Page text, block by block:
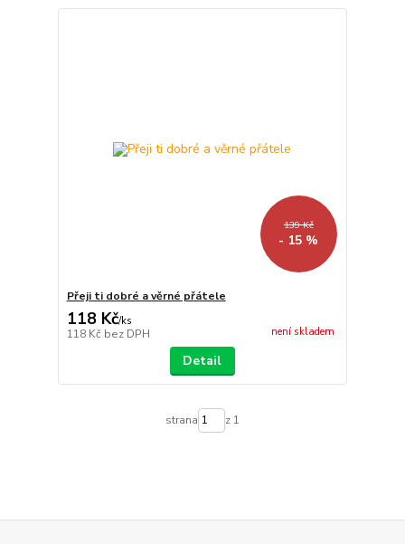
139 Kč
- 15 %
Přeji ti dobré a věrné přátele
118 Kč/ks
118 Kč bez DPH není skladem
Detail
strana z 1